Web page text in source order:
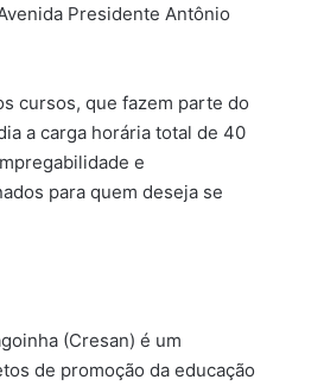
Presidente Antônio
cursos, que fazem parte do
a carga horária total de 40
e
para quem deseja se
(Cresan) é um
de promoção da educação